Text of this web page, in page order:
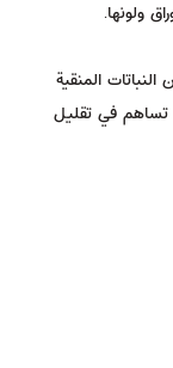
ولونها.
المنقية
تساهم في تقليل